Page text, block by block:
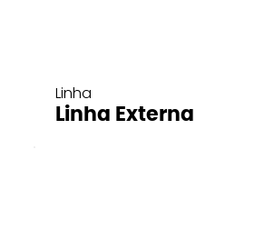
Linha
Linha Externa